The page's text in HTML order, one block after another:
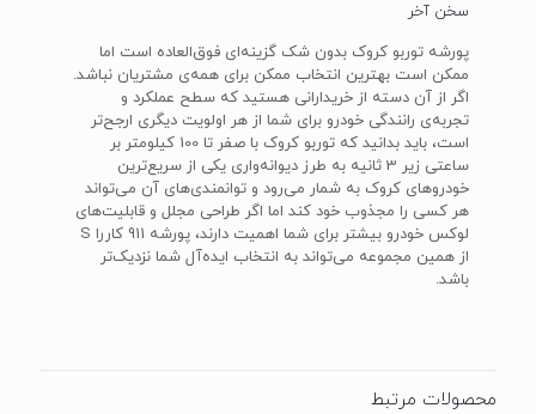
سخن آخر
پورشه توربو کروک بدون شک گزینه‌ای فوق‌العاده است اما
ممکن است بهترین انتخاب ممکن برای همه‌ی مشتریان نباشد.
اگر از آن دسته از خریدارانی هستید که سطح عملکرد و
تجربه‌ی رانندگی خودرو برای شما از هر اولویت دیگری ارجح‌تر
است، باید بدانید که توربو کروک با صفر تا 100 کیلومتر بر
ساعتی زیر 3 ثانیه به طرز دیوانه‌واری یکی از سریع‌ترین
خودروهای کروک به شمار می‌رود و توانمندی‌های آن می‌تواند
هر کسی را مجذوب خود کند اما اگر طراحی مجلل و قابلیت‌های
لوکس خودرو بیشتر برای شما اهمیت دارند، پورشه 911 کاررا S
از همین مجموعه می‌تواند به انتخاب ایده‌آل شما نزدیک‌تر
باشد.
محصولات مرتبط